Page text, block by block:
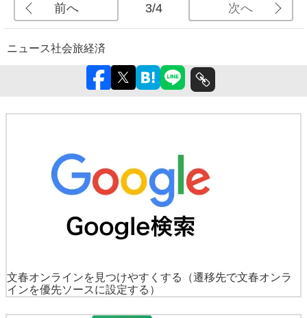
前へ 3/4 次へ
ニュース社会旅経済
文春オンラインを見つけやすくする
（遷移先で文春オンラ
インを優先ソースに設定する）